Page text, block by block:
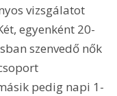
vizsgálatot
egyenként 20-
szenvedő nők
pedig napi 1-